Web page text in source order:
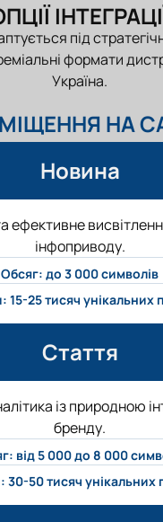
під
формати
Україна.
НА
Новина
ефективне
інфоприводу.
Обсяг: до 3 000 символів
15-25 тисяч унікальних
Стаття
із природною
бренду.
від 5 000 до 8 000
30-50 тисяч унікальних